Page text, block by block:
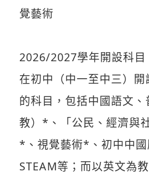
覺藝術
2026/2027學年開設科目
在初中（中一至中三）
的科目，包括中國語文
教）*、「公民、經濟與
*、視覺藝術*、初中中國
STEAM等；而以英文為